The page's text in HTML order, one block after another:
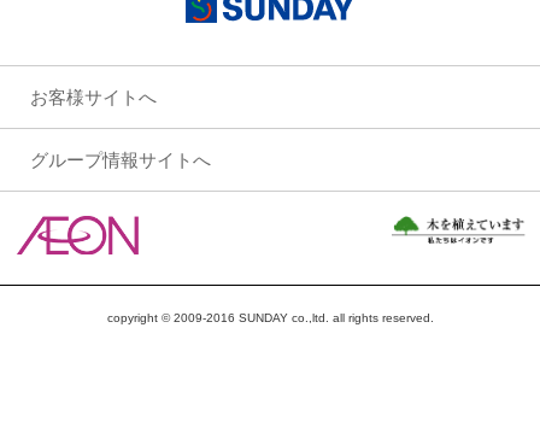
お客様サイトへ
グループ情報サイトへ
copyright © 2009-2016 SUNDAY co.,ltd. all rights reserved.